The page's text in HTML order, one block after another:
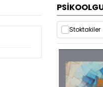
Stoktakiler